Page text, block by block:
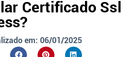
Certificado Ssl
em: 06/01/2025